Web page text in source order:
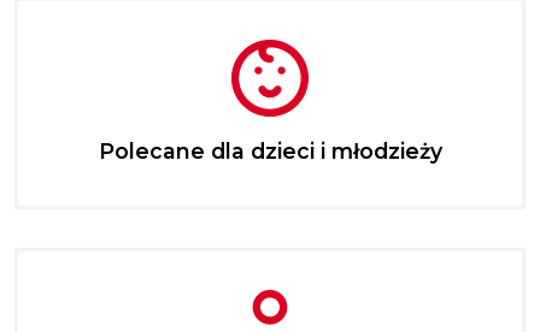
Polecane dla dzieci i młodzieży